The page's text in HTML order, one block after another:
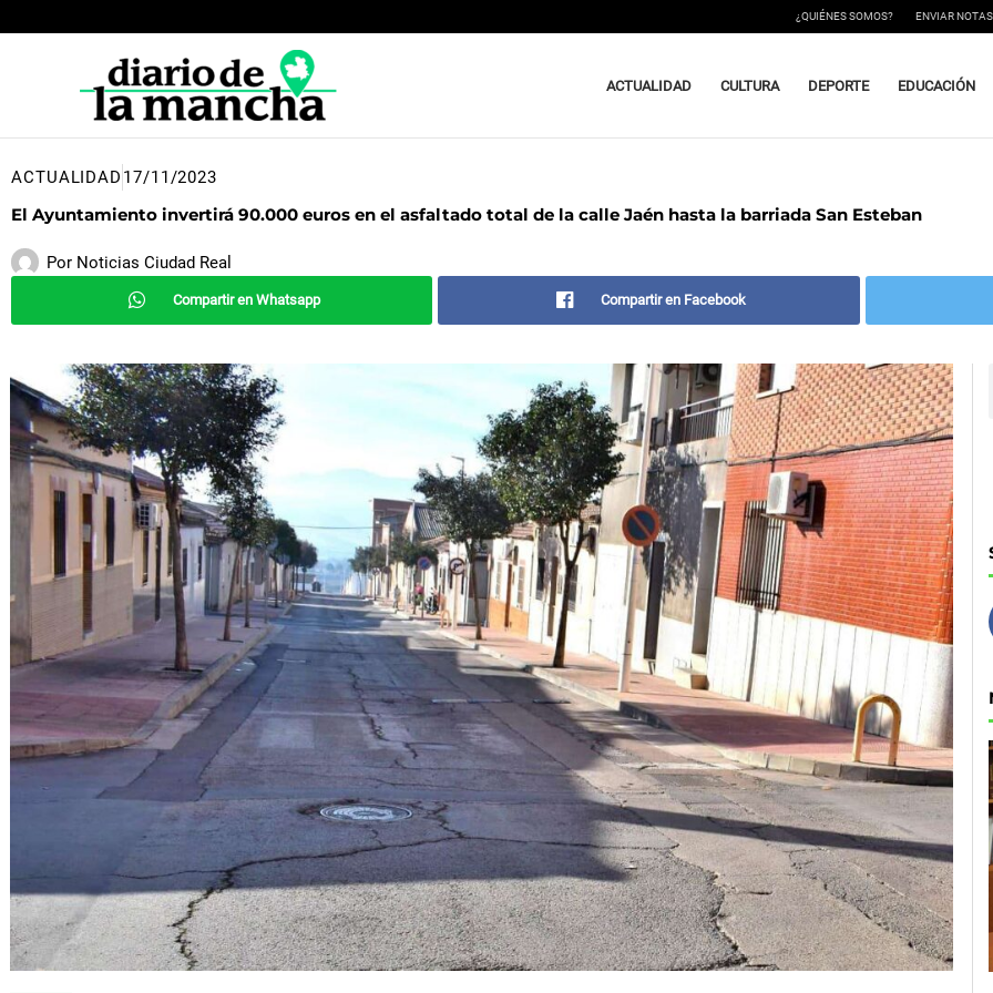
al
¿QUIÉNES SOMOS? ENVIAR
ACTUALIDAD CULTURA DEPORTE EDUCACIÓN
ACTUALIDAD 17/11/2023
El Ayuntamiento invertirá 90.000 euros en el asfaltado total de la calle Jaén hasta la barriada San Esteban
Por Noticias Ciudad Real
Compartir en Whatsapp Compartir en Facebook